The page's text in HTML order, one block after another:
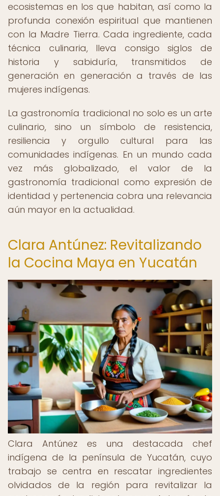
ecosistemas en los que habitan, así como la
profunda conexión espiritual que mantienen
con la Madre Tierra. Cada ingrediente, cada
técnica culinaria, lleva consigo siglos de
historia y sabiduría, transmitidos de
generación en generación a través de las
mujeres indígenas.
La gastronomía tradicional no solo es un arte
culinario, sino un símbolo de resistencia,
resiliencia y orgullo cultural para las
comunidades indígenas. En un mundo cada
vez más globalizado, el valor de la
gastronomía tradicional como expresión de
identidad y pertenencia cobra una relevancia
aún mayor en la actualidad.
Clara Antúnez: Revitalizando
la Cocina Maya en Yucatán
Clara Antúnez es una destacada chef
indígena de la península de Yucatán, cuyo
trabajo se centra en rescatar ingredientes
olvidados de la región para revitalizar la